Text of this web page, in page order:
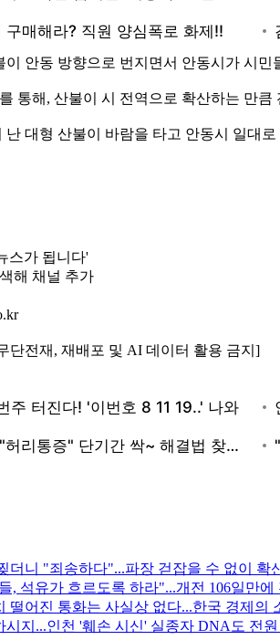
이 안동 방향으로 번지면서 안동시가 시
통해, 산불이 시 전역으로 확산하는 만
난 대형 산불이 바람을 타고 안동시 일대
스가 됩니다'
해 채널 추가
단전재, 재배포 및 AI 데이터 활용 금지]
더니 "죄송하다"...파장 걷잡을 수 없이 확
, 석유가 흐르도록 하라"...개전 106일만에
떨어진 통화는 사실상 없다...한국 경제의
시지...인천 '훼손 시신' 실종자 DNA도 전